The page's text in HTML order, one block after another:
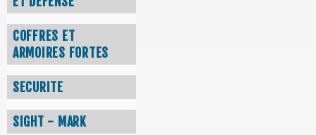
COFFRES ET
ARMOIRES FORTES
SECURITE
SIGHT - MARK